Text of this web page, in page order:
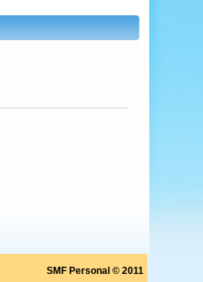
SMF Personal © 2011